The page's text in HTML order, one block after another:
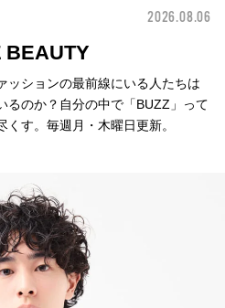
2026.08.06
BEAUTY
ッションの最前線にいる人たちは
るのか？自分の中で「BUZZ」って
す。毎週月・木曜日更新。